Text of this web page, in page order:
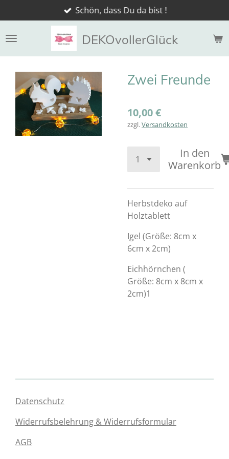
Hauptinhalt
springen
DEKOvollerGlück
Schön, dass Du da bist !
Zwei Freunde
10,00 €
zzgl.Versandkosten
In den
Warenkorb
Herbstdeko auf
Holztablett
Igel (Größe: 8cm x
6cm x 2cm)
Eichhörnchen (
Größe: 8cm x 8cm x
2cm)1
Datenschutz
Widerrufsbelehrung & Widerrufsformular
AGB